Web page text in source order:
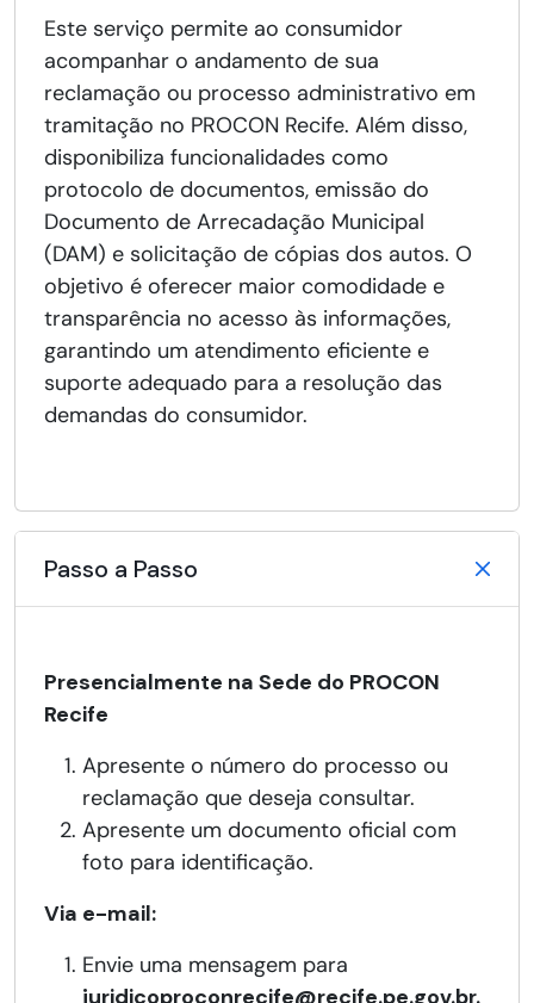
Este serviço permite ao consumidor
acompanhar o andamento de sua
reclamação ou processo administrativo em
tramitação no PROCON Recife. Além disso,
disponibiliza funcionalidades como
protocolo de documentos, emissão do
Documento de Arrecadação Municipal
(DAM) e solicitação de cópias dos autos. O
objetivo é oferecer maior comodidade e
transparência no acesso às informações,
garantindo um atendimento eficiente e
suporte adequado para a resolução das
demandas do consumidor.
Passo a Passo
Presencialmente na Sede do PROCON
Recife
Apresente o número do processo ou
reclamação que deseja consultar.
Apresente um documento oficial com
foto para identificação.
Via e-mail:
Envie uma mensagem para